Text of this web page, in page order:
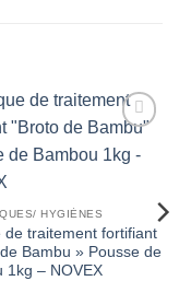
à la liste
HYGIÈNES
de traitement fortifiant
Bambu » Pousse de
1kg – NOVEX